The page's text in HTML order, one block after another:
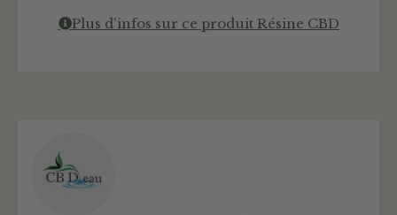
Plus d'infos sur ce produit Résine CBD